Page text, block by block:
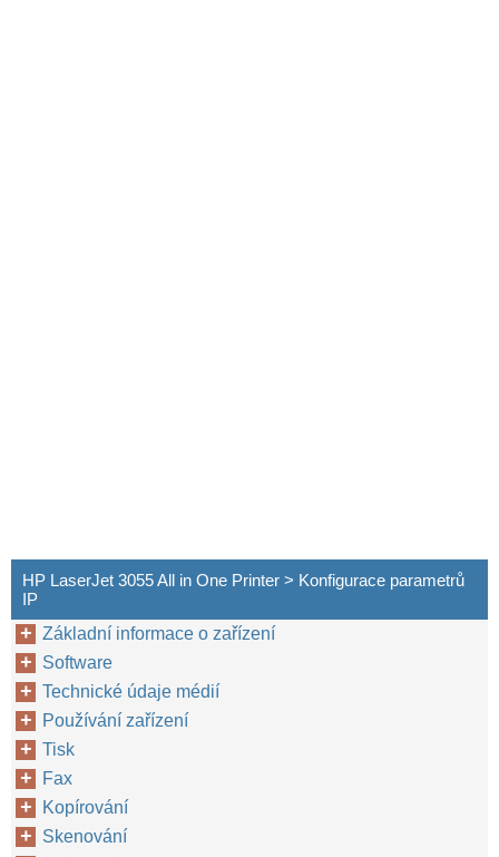
HP LaserJet 3055 All in One Printer > Konfigurace parametrů
IP
Základní informace o zařízení
Software
Technické údaje médií
Používání zařízení
Tisk
Fax
Kopírování
Skenování